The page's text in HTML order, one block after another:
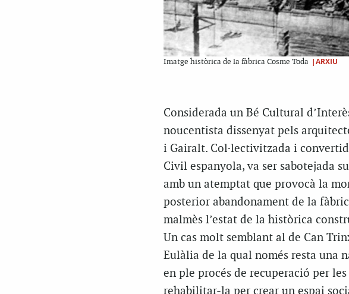
Imatge històrica de la fàbrica Cosme Toda |ARXIU
Considerada un Bé Cultural
noucentista dissenyat pels
i Gairalt. Col·lectivitzada i
Civil espanyola, va ser sabotejada
amb un atemptat que provocà la
posterior abandonament de la
malmès l’estat de la històrica
Un cas molt semblant al de Can
Eulàlia de la qual només resta una
en ple procés de recuperació per